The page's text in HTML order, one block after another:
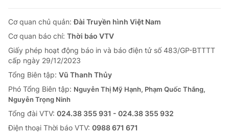
Cơ quan chủ quản:Đài Truyền hình Việt Nam
Cơ quan báo chí: Thời báo VTV
Giấy phép hoạt động báo in và báo điện tử số 483/GP-BTTTT
cấp ngày 29/12/2023
Tổng Biên tập: Vũ Thanh Thủy
Phó Tổng Biên tập: Nguyễn Thị Mỹ Hạnh, Phạm Quốc Thắng,
Nguyễn Trọng Ninh
Tổng đài VTV: 024.38 355 931 - 024.38 355 932
Ðiện thoại Thời báo VTV: 0988 671 671